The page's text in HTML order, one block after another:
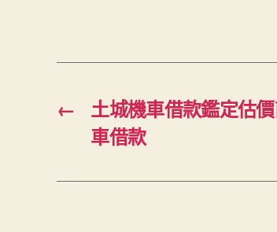
←
土城機車借款鑑定估
車借款